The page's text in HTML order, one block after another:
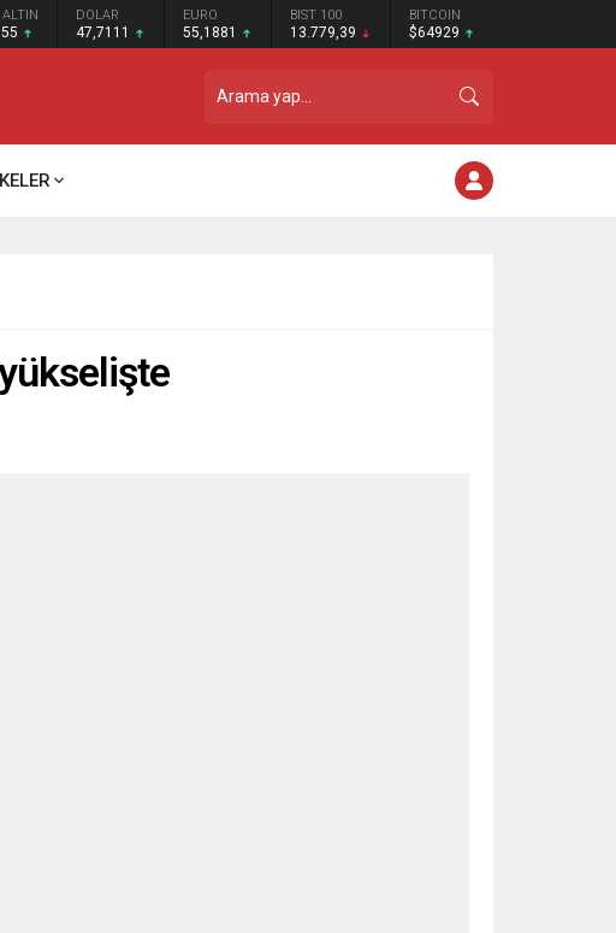
DOLAR
47,7111
EURO
55,1881
BIST 100
13.779,39
BITCOIN
$64929